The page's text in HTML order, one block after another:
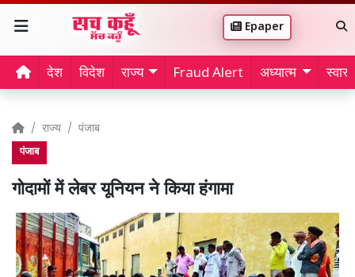
Epaper
देश विदेश राज्य Fraud Alert अध्यात्म
राज्य पंजाब
पंजाब
गोदामों में लेबर यूनियन ने किया हंगामा